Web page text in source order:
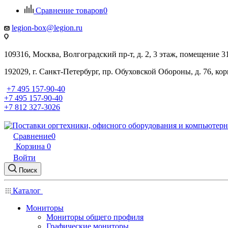
Сравнение товаров0
legion-box@legion.ru
109316, Москва, Волгоградский пр-т, д. 2, 3 этаж, помещение
192029, г. Санкт-Петербург, пр. Обуховской Обороны, д. 76,
+7 495 157-90-40
+7 495 157-90-40
+7 812 327-3026
Сравнение0
Корзина 0
Войти
Поиск
Каталог
Мониторы
Мониторы общего профиля
Графические мониторы